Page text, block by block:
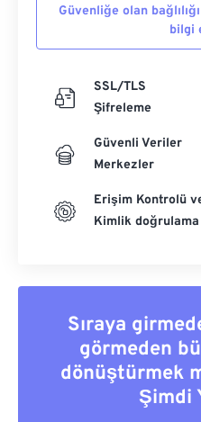
Güvenliğe olan
bilgi
SSL/TLS
Şifreleme
Güvenli Veriler
Merkezler
Erişim Kontrolü
Kimlik doğrulama
Sıraya
görmeden
dönüştürmek
Şimdi